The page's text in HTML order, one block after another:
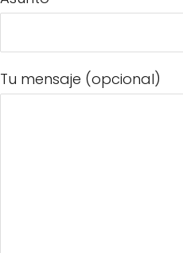
Tu mensaje (opcional)